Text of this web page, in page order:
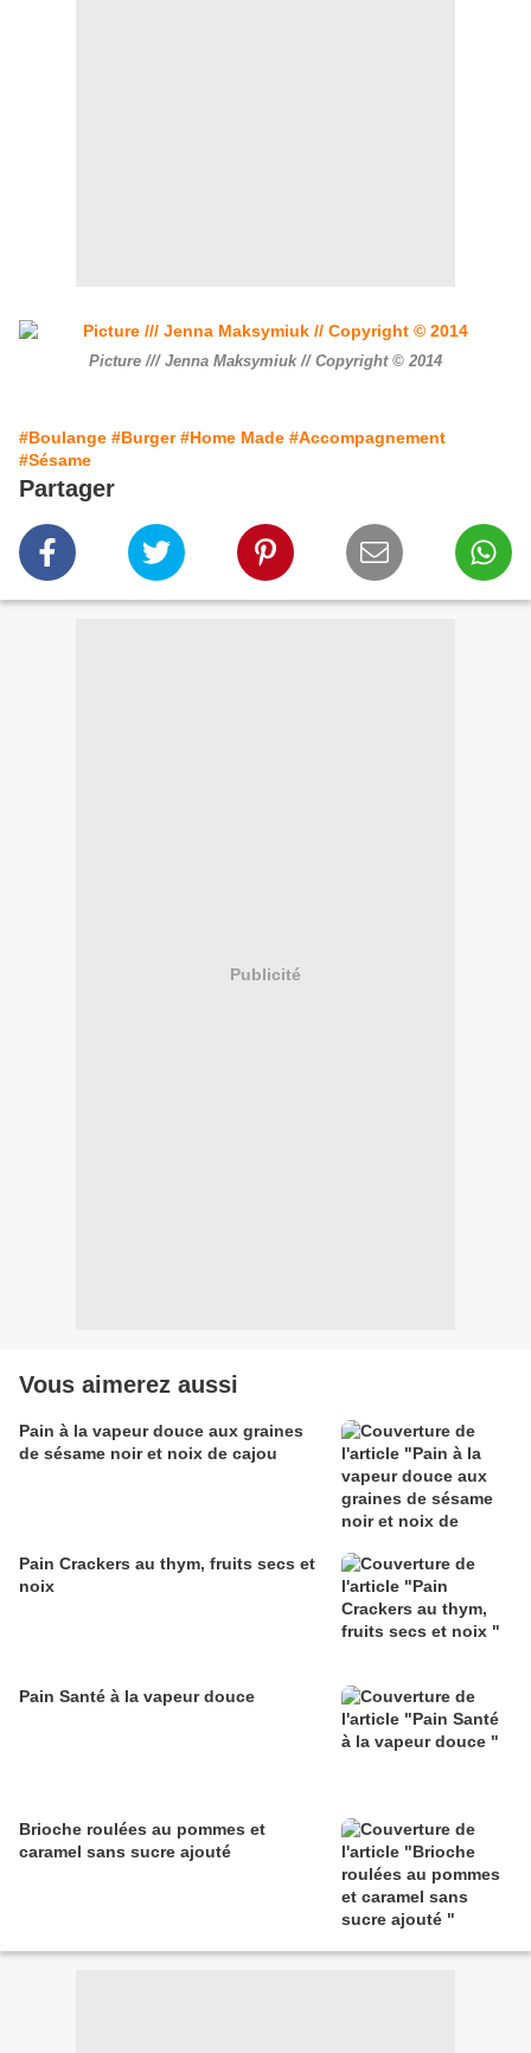
Picture /// Jenna Maksymiuk // Copyright © 2014
#Boulange #Burger #Home Made #Accompagnement
#Sésame
Partager
Publicité
Vous aimerez aussi
Pain à la vapeur douce aux graines
de sésame noir et noix de cajou
Pain Crackers au thym, fruits secs et
noix
Pain Santé à la vapeur douce
Brioche roulées au pommes et
caramel sans sucre ajouté